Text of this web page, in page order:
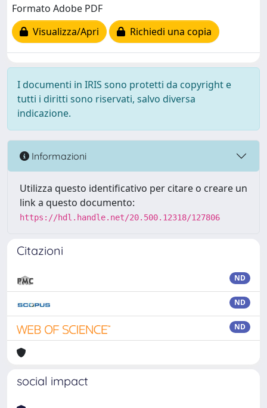
Formato Adobe PDF
Visualizza/Apri
Richiedi una copia
I documenti in IRIS sono protetti da copyright e
tutti i diritti sono riservati, salvo diversa
indicazione.
Informazioni
Utilizza questo identificativo per citare o creare un
link a questo documento:
https://hdl.handle.net/20.500.12318/127806
Citazioni
ND
ND
ND
social impact